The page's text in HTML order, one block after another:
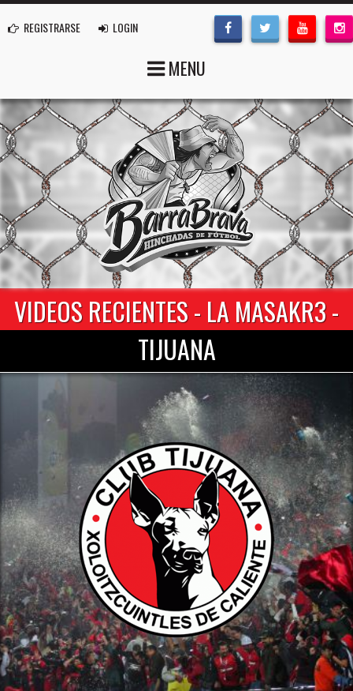
REGISTRARSE LOGIN
MENU
VIDEOS RECIENTES - LA MASAKR3 -
TIJUANA